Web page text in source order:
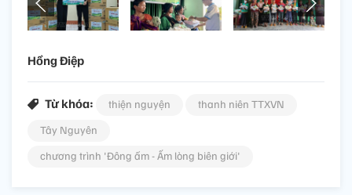
Hồng Điệp
Từ khóa: thiện nguyện
thanh niên TTXVN
Tây Nguyên
chương trình 'Đông ấm - Ấm lòng biên giới'